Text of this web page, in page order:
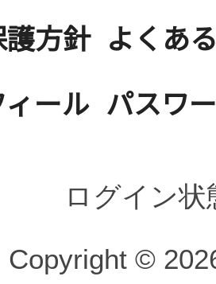
方針 よくあ
ール パスワ
ログイン
Copyright ©